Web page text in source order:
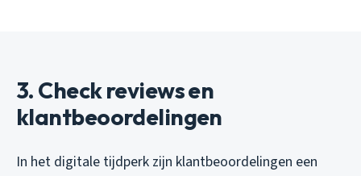
3. Check reviews en
klantbeoordelingen
In het digitale tijdperk zijn klantbeoordelingen een